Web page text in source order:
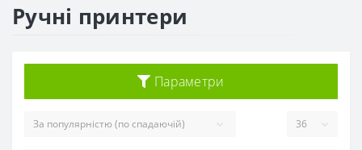
Ручні принтери
Параметри